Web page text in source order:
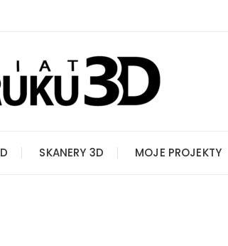
SKANERY 3D MOJE PROJEKTY